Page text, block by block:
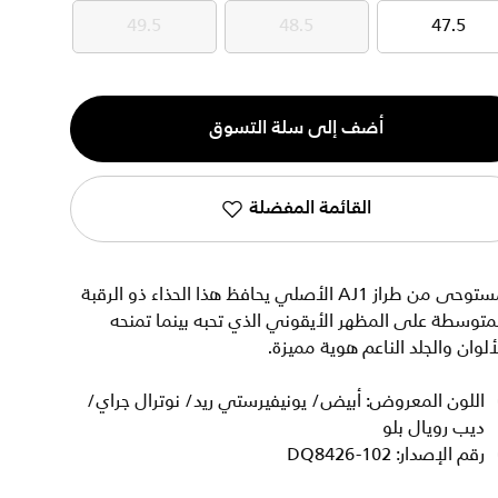
47.5
47.5
48.5
48.5
49.5
49.5
أضف إلى سلة التسوق
القائمة المفضلة
مستوحى من طراز AJ1 الأصلي يحافظ هذا الحذاء ذو الرقبة
على المظهر الأيقوني الذي تحبه بينما تمنحه
والجلد الناعم هوية مميزة.
اللون المعروض: أبيض/ يونيفيرستي ريد/ نوترال جراي/
ديب رويال بلو
رقم الإصدار: DQ8426-102